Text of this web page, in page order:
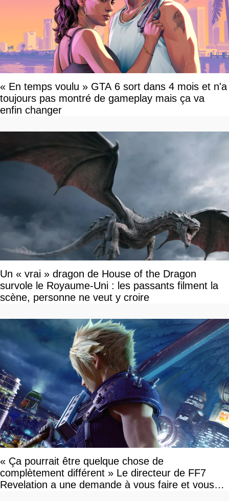
« En temps voulu » GTA 6 sort dans 4 mois et n'a
toujours pas montré de gameplay mais ça va
enfin changer
Un « vrai » dragon de House of the Dragon
survole le Royaume-Uni : les passants filment la
scène, personne ne veut y croire
« Ça pourrait être quelque chose de
complètement différent » Le directeur de FF7
Revelation a une demande à vous faire et vous